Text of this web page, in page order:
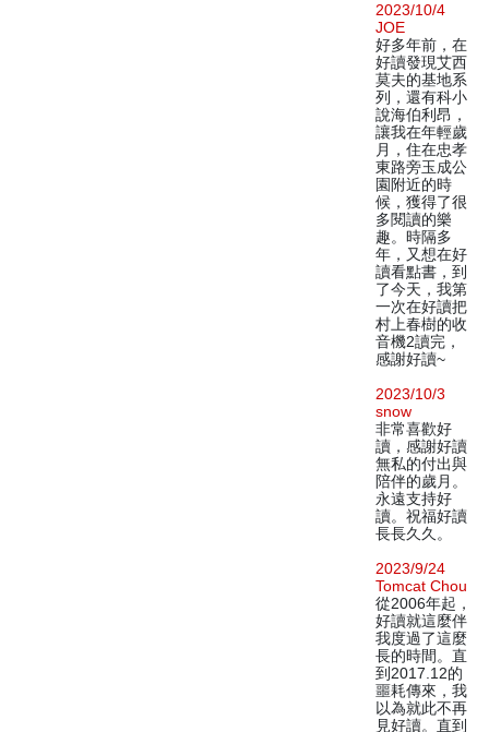
2023/10/4
JOE
好多年前，在
好讀發現艾西
莫夫的基地系
列，還有科小
說海伯利昂，
讓我在年輕歲
月，住在忠孝
東路旁玉成公
園附近的時
候，獲得了很
多閱讀的樂
趣。時隔多
年，又想在好
讀看點書，到
了今天，我第
一次在好讀把
村上春樹的收
音機2讀完，
感謝好讀~
2023/10/3
snow
非常喜歡好
讀，感謝好讀
無私的付出與
陪伴的歲月。
永遠支持好
讀。祝福好讀
長長久久。
2023/9/24
Tomcat Chou
從2006年起，
好讀就這麼伴
我度過了這麼
長的時間。直
到2017.12的
噩耗傳來，我
以為就此不再
見好讀。直到